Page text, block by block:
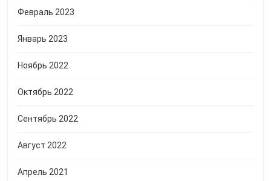
Февраль 2023
Январь 2023
Ноябрь 2022
Октябрь 2022
Сентябрь 2022
Август 2022
Апрель 2021